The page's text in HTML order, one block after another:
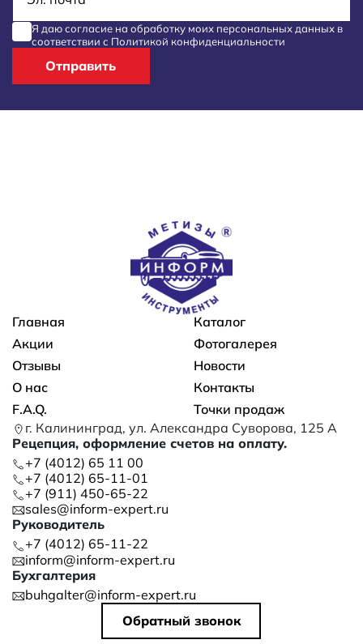
Я даю согласие на обработку моих персональных данных в
соответствии с Политикой конфиденциальности
Отправить
Основная навигация
Главная
Каталог
Акции
Фотогалерея
Отзывы
Новости
О нас
Контакты
F.A.Q.
Точки продаж
г. Калининград, ул. Александра Суворова, 125 А
Рецепция, оформление счетов на оплату.
+7 (4012) 65 11 00
+7 (4012) 65-11-01
+7 (911) 450-65-22
sales@inform-expert.ru
Руководитель
+7 (4012) 65-11-22
inform@inform-expert.ru
Бухгалтерия
buhgalter@inform-expert.ru
Обратный звонок